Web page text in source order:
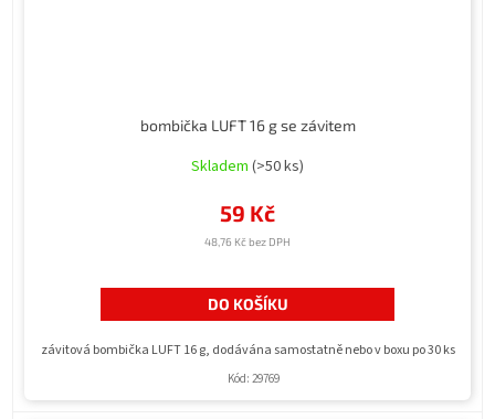
bombička LUFT 16 g se závitem
Skladem (>50 ks)
48,76 Kč bez DPH
59 Kč
DO KOŠÍKU
závitová bombička LUFT 16 g, dodávána samostatně nebo v boxu po 30 ks
Kód: 29769